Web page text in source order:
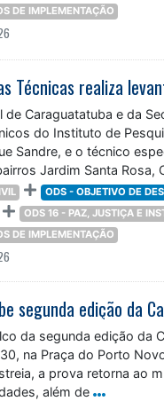
DE IMPLEMENTAÇÃO
de Caraguatatuba e da
do Instituto de
Sandre, e o técnico
Jardim Santa Rosa,
ODS - OBJETIVO DE
ODS 16 - PAZ, JUSTIÇA E
DE IMPLEMENTAÇÃO
da segunda edição da
na Praça do Porto
a prova retorna ao
além de